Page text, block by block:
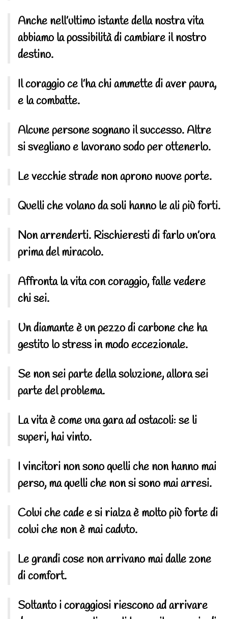
Anche nell’ultimo istante della nostra vita
abbiamo la possibilità di cambiare il nostro
destino.
Il coraggio ce l’ha chi ammette di aver paura,
e la combatte.
Alcune persone sognano il successo. Altre
si svegliano e lavorano sodo per ottenerlo.
Le vecchie strade non aprono nuove porte.
Quelli che volano da soli hanno le ali più forti.
Non arrenderti. Rischieresti di farlo un’ora
prima del miracolo.
Affronta la vita con coraggio, falle vedere
chi sei.
Un diamante è un pezzo di carbone che ha
gestito lo stress in modo eccezionale.
Se non sei parte della soluzione, allora sei
parte del problema.
La vita è come una gara ad ostacoli: se li
superi, hai vinto.
I vincitori non sono quelli che non hanno mai
perso, ma quelli che non si sono mai arresi.
Colui che cade e si rialza è molto più forte di
colui che non è mai caduto.
Le grandi cose non arrivano mai dalle zone
di comfort.
Soltanto i coraggiosi riescono ad arrivare